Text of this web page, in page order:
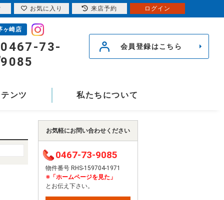
ヶ崎店
0467-73-
9085
会員登録はこちら
ンツ 私たちについて
お気軽にお問い合わせください
0467-73-9085
物件番号 RHS-159704-1971
※「ホームページを見た」
とお伝え下さい。
お気に入り 来店予約 ログイン